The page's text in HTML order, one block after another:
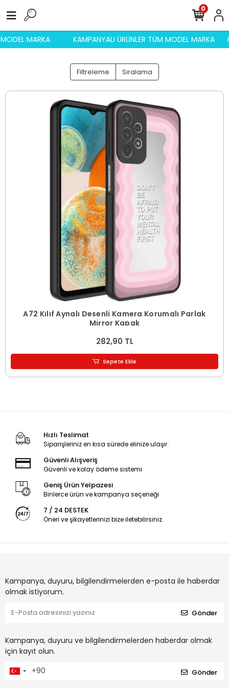
MARKA KAMPANYALI ÜRÜNLER TÜM MODEL MARKA
0
Filtreleme Sıralama
A72 Kılıf Aynalı Desenli Kamera Korumalı Parlak
Mirror Kapak
282,90 TL
Sepete Ekle
Hızlı Teslimat
Siparişleriniz en kısa sürede elinize ulaşır.
Güvenli Alışveriş
Güvenli ve kolay ödeme sistemi
Geniş Ürün Yelpazesi
Binlerce ürün ve kampanya seçeneği
7 / 24 DESTEK
Öneri ve şikayetlerinizi bize iletebilirsiniz.
Kampanya, duyuru, bilgilendirmelerden e-posta ile haberdar
olmak istiyorum.
Gönder
Kampanya, duyuru ve bilgilendirmelerden haberdar olmak
için kayıt olun.
Gönder